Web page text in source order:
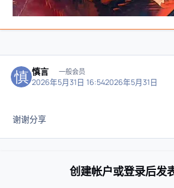
慎言 一般会员
2026年5月31日 16:542026年5月31日
谢谢分享
创建帐户或登录后发